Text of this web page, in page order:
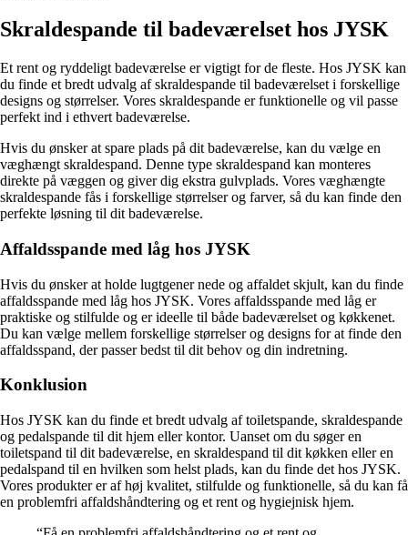
Skraldespande til badeværelset hos JYSK
Et rent og ryddeligt badeværelse er vigtigt for de fleste. Hos JYSK kan
du finde et bredt udvalg af skraldespande til badeværelset i forskellige
designs og størrelser. Vores skraldespande er funktionelle og vil passe
perfekt ind i ethvert badeværelse.
Hvis du ønsker at spare plads på dit badeværelse, kan du vælge en
væghængt skraldespand. Denne type skraldespand kan monteres
direkte på væggen og giver dig ekstra gulvplads. Vores væghængte
skraldespande fås i forskellige størrelser og farver, så du kan finde den
perfekte løsning til dit badeværelse.
Affaldsspande med låg hos JYSK
Hvis du ønsker at holde lugtgener nede og affaldet skjult, kan du finde
affaldsspande med låg hos JYSK. Vores affaldsspande med låg er
praktiske og stilfulde og er ideelle til både badeværelset og køkkenet.
Du kan vælge mellem forskellige størrelser og designs for at finde den
affaldsspand, der passer bedst til dit behov og din indretning.
Konklusion
Hos JYSK kan du finde et bredt udvalg af toiletspande, skraldespande
og pedalspande til dit hjem eller kontor. Uanset om du søger en
toiletspand til dit badeværelse, en skraldespand til dit køkken eller en
pedalspand til en hvilken som helst plads, kan du finde det hos JYSK.
Vores produkter er af høj kvalitet, stilfulde og funktionelle, så du kan få
en problemfri affaldshåndtering og et rent og hygiejnisk hjem.